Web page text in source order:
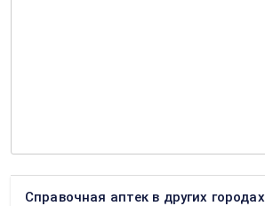
Справочная аптек в других городах